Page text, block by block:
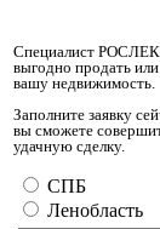
Специалист
выгодно продать
вашу недвижимость.
Заполните заявку
вы сможете
удачную сделку.
СПБ
Ленобласть